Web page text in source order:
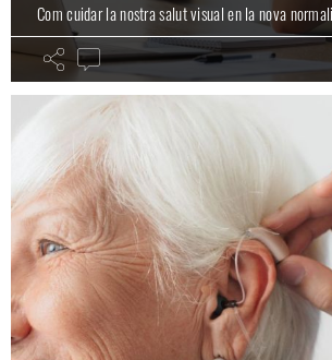
Com cuidar la nostra salut visual en la nova